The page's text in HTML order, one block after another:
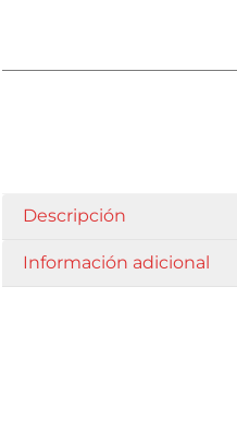
Descripción
Información adicional